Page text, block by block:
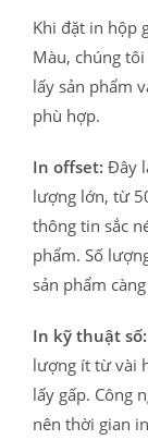
Khi đặt in hộp
Màu, chúng
lấy sản phẩm
phù hợp.
In offset: Đây
lượng lớn, từ
thông tin sắc
phẩm. Số
sản phẩm
In kỹ thuật số:
lượng ít từ vài
lấy gấp. Công
nên thời gian